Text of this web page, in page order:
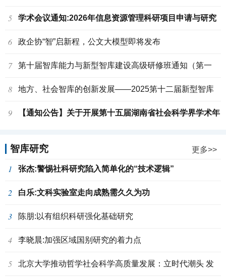
届新型智库建设学术研讨会通知（第一轮）
5 学术会议通知:2026年信息资源管理科研项目申请与研究
论文写作学术研讨会
6 政企协“智”启新程，公文大模型即将发布
7 第十届智库能力与新型智库建设高级研修班通知（第一
轮）
8 地方、社会智库的创新发展——2025第十二届新型智库
建设学术研讨会通知（第一轮）
9 【通知公告】关于开展第十五届湖南省社会科学界学术年
智库研究 更多>>
1 张杰:警惕社科研究陷入简单化的“技术逻辑”
2 白乐:文科实验室走向成熟需久久为功
3 陈朋:以有组织科研强化基础研究
4 李晓晨:加强区域国别研究的着力点
5 北京大学推动哲学社会科学高质量发展：立时代潮头 发